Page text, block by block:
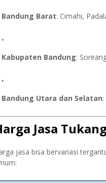
Bandung Barat: Cimahi,
Kabupaten Bandung:
Bandung Utara dan Selatan
Jasa
jasa bisa bervariasi